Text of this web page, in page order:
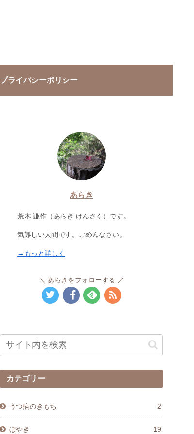
プライバシーポリシー
あらき
荒木 謙作（あらき けんさく）です。
気難しい人間です。ごめんなさい。
→もっと詳しく
あらきをフォローする
カテゴリー
うつ病のきもち 2
ぼやき 19